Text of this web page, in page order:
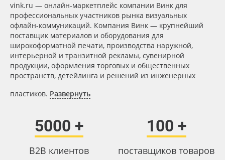
vink.ru — онлайн-маркетплейс компании Винк для
профессиональных участников рынка визуальных
офлайн-коммуникаций. Компания Винк — крупнейший
поставщик материалов и оборудования для
широкоформатной печати, производства наружной,
интерьерной и транзитной рекламы, сувенирной
продукции, оформления торговых и общественных
пространств, детейлинга и решений из инженерных
пластиков. Развернуть
5000 +
В2В клиентов
100 +
поставщиков товаров